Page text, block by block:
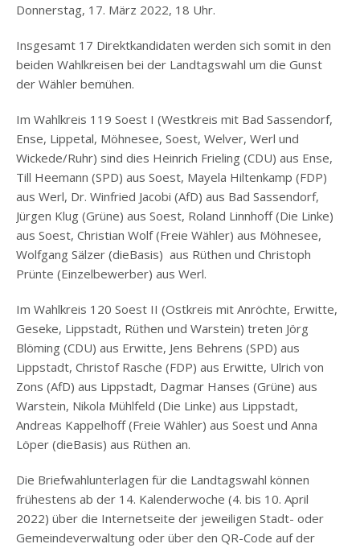
Donnerstag, 17. März 2022, 18 Uhr.
Insgesamt 17 Direktkandidaten werden sich somit in den
beiden Wahlkreisen bei der Landtagswahl um die Gunst
der Wähler bemühen.
Im Wahlkreis 119 Soest I (Westkreis mit Bad Sassendorf,
Ense, Lippetal, Möhnesee, Soest, Welver, Werl und
Wickede/Ruhr) sind dies Heinrich Frieling (CDU) aus Ense,
Till Heemann (SPD) aus Soest, Mayela Hiltenkamp (FDP)
aus Werl, Dr. Winfried Jacobi (AfD) aus Bad Sassendorf,
Jürgen Klug (Grüne) aus Soest, Roland Linnhoff (Die Linke)
aus Soest, Christian Wolf (Freie Wähler) aus Möhnesee,
Wolfgang Sälzer (dieBasis) aus Rüthen und Christoph
Prünte (Einzelbewerber) aus Werl.
Im Wahlkreis 120 Soest II (Ostkreis mit Anröchte, Erwitte,
Geseke, Lippstadt, Rüthen und Warstein) treten Jörg
Blöming (CDU) aus Erwitte, Jens Behrens (SPD) aus
Lippstadt, Christof Rasche (FDP) aus Erwitte, Ulrich von
Zons (AfD) aus Lippstadt, Dagmar Hanses (Grüne) aus
Warstein, Nikola Mühlfeld (Die Linke) aus Lippstadt,
Andreas Kappelhoff (Freie Wähler) aus Soest und Anna
Löper (dieBasis) aus Rüthen an.
Die Briefwahlunterlagen für die Landtagswahl können
frühestens ab der 14. Kalenderwoche (4. bis 10. April
2022) über die Internetseite der jeweiligen Stadt- oder
Gemeindeverwaltung oder über den QR-Code auf der